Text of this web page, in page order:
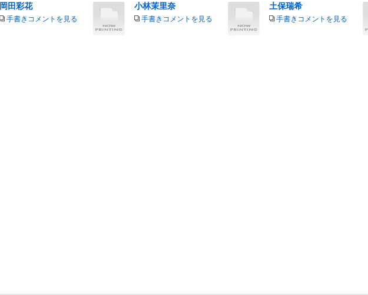
岡田彩花
手書きコメントを見る
小林茉里奈
手書きコメントを見る
土保瑞希
手書きコメントを見る